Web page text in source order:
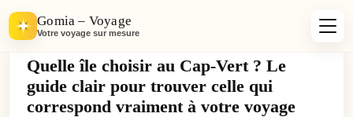
Gomia – Voyage
Votre voyage sur mesure
Quelle île choisir au Cap-Vert ? Le
guide clair pour trouver celle qui
correspond vraiment à votre voyage